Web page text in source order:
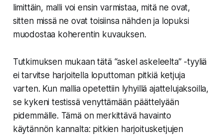
limittäin, malli voi ensin varmistaa, mitä ne ovat,
sitten missä ne ovat toisiinsa nähden ja lopuksi
muodostaa koherentin kuvauksen.
Tutkimuksen mukaan tätä “askel askeleelta” -tyyliä
ei tarvitse harjoitella loputtoman pitkiä ketjuja
varten. Kun mallia opetettiin lyhyillä ajattelujaksoilla,
se kykeni testissä venyttämään päättelyään
pidemmälle. Tämä on merkittävä havainto
käytännön kannalta: pitkien harjoitusketjujen